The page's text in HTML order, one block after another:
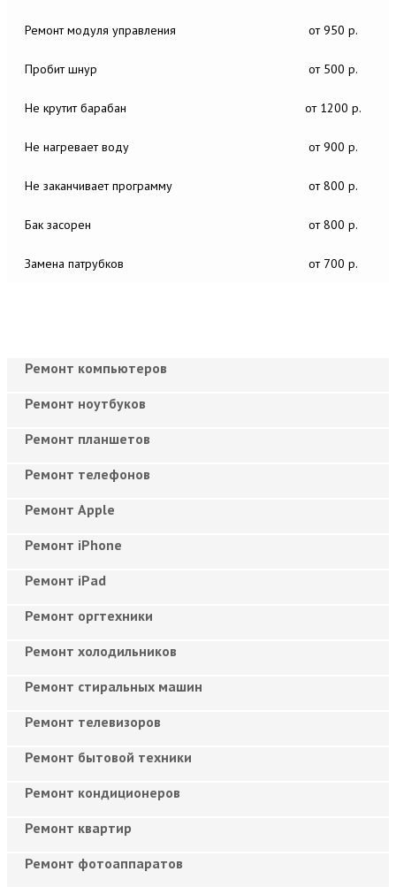
Ремонт модуля управления от 950 р.
Пробит шнур от 500 р.
Не крутит барабан от 1200 р.
Не нагревает воду от 900 р.
Не заканчивает программу от 800 р.
Бак засорен от 800 р.
Замена патрубков от 700 р.
Ремонт компьютеров
Ремонт ноутбуков
Ремонт планшетов
Ремонт телефонов
Ремонт Apple
Ремонт iPhone
Ремонт iPad
Ремонт оргтехники
Ремонт холодильников
Ремонт стиральных машин
Ремонт телевизоров
Ремонт бытовой техники
Ремонт кондиционеров
Ремонт квартир
Ремонт фотоаппаратов